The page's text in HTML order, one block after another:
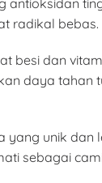
antioksidan
radikal bebas.
besi dan
daya tahan
yang unik dan
sebagai